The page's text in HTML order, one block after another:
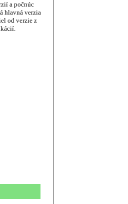
a počnúc
hlavná verzia
od verzie z